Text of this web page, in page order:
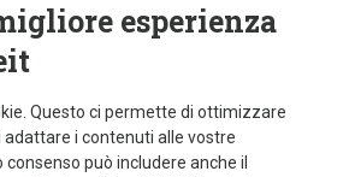
esperienza
Questo ci permette di ottimizzare
adattare i contenuti alle vostre
può includere anche il